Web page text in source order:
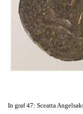
In graf 47: Sceatta